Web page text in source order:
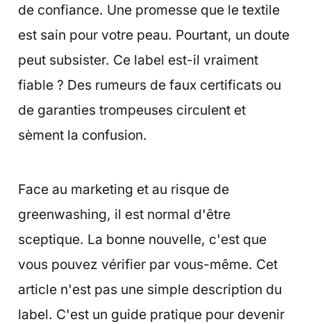
de confiance. Une promesse que le textile
est sain pour votre peau. Pourtant, un doute
peut subsister. Ce label est-il vraiment
fiable ? Des rumeurs de faux certificats ou
de garanties trompeuses circulent et
sèment la confusion.
Face au marketing et au risque de
greenwashing, il est normal d'être
sceptique. La bonne nouvelle, c'est que
vous pouvez vérifier par vous-même. Cet
article n'est pas une simple description du
label. C'est un guide pratique pour devenir